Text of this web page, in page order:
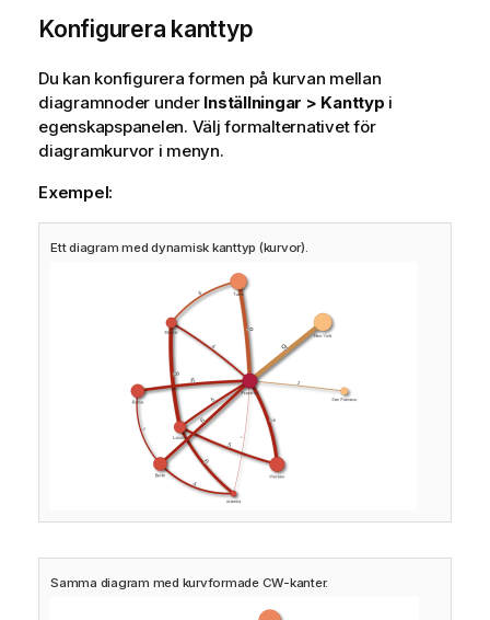
Konfigurera kanttyp
Du kan konfigurera formen på kurvan mellan
diagramnoder under Inställningar > Kanttyp i
egenskapspanelen. Välj formalternativet för
diagramkurvor i menyn.
Exempel:
Ett diagram med dynamisk kanttyp (kurvor).
Samma diagram med kurvformade CW-kanter.